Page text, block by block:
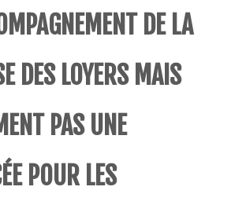
DE LA
DES LOYERS MAIS
PAS UNE
POUR LES